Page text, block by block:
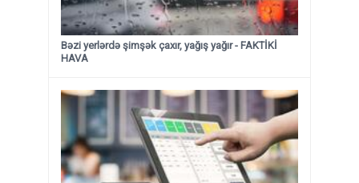
Bəzi yerlərdə şimşək çaxır, yağış yağır - FAKTİKİ
HAVA